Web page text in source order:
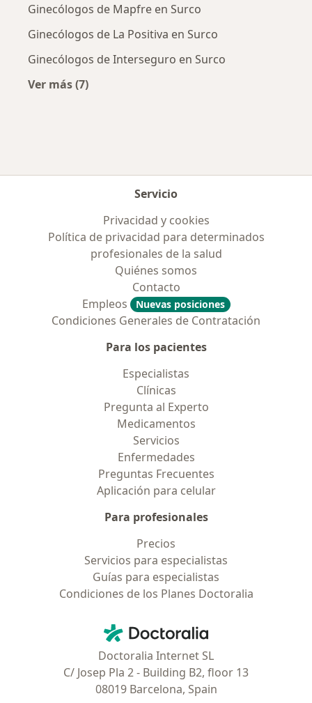
Ginecólogos de Mapfre en Surco
Ginecólogos de La Positiva en Surco
Ginecólogos de Interseguro en Surco
Ver más (7)
Servicio
Privacidad y cookies
Política de privacidad para determinados
profesionales de la salud
Quiénes somos
Contacto
Empleos
Nuevas posiciones
Condiciones Generales de Contratación
Para los pacientes
Especialistas
Clínicas
Pregunta al Experto
Medicamentos
Servicios
Enfermedades
Preguntas Frecuentes
Aplicación para celular
Para profesionales
Precios
Servicios para especialistas
Guías para especialistas
Condiciones de los Planes Doctoralia
Doctoralia - Página de inicio
Doctoralia Internet SL
C/ Josep Pla 2 - Building B2, floor 13
08019 Barcelona, Spain